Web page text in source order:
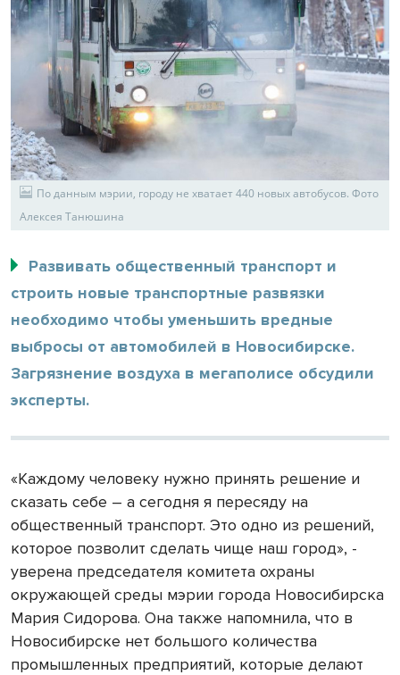
По данным мэрии, городу не хватает 440 новых автобусов. Фото
Алексея Танюшина
Развивать общественный транспорт и
строить новые транспортные развязки
необходимо чтобы уменьшить вредные
выбросы от автомобилей в Новосибирске.
Загрязнение воздуха в мегаполисе обсудили
эксперты.
«Каждому человеку нужно принять решение и
сказать себе – а сегодня я пересяду на
общественный транспорт. Это одно из решений,
которое позволит сделать чище наш город», -
уверена председателя комитета охраны
окружающей среды мэрии города Новосибирска
Мария Сидорова. Она также напомнила, что в
Новосибирске нет большого количества
промышленных предприятий, которые делают